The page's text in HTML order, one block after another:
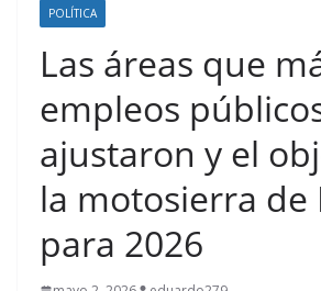
POLÍTICA
Las áreas que
empleos
ajustaron y el
la motosierra de
para 2026